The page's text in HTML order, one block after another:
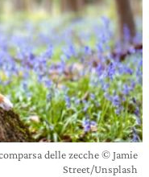
delle zecche © Jamie
Street/Unsplash